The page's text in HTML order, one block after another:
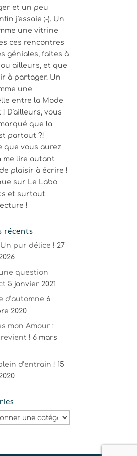
et un peu
j'essaie ;-). Un
une vitrine
ces rencontres
géniales, faites à
ailleurs, et que
à partager. Un
une
entre la Mode
! D'ailleurs, vous
que la
partout ?!
que vous aurez
me lire autant
plaisir à écrire !
sur Le Labo
et surtout
!
récents
pur délice ! 27
une question
5 janvier 2021
d’automne 6
2020
mon Amour :
! 6 mars
d’entrain ! 15